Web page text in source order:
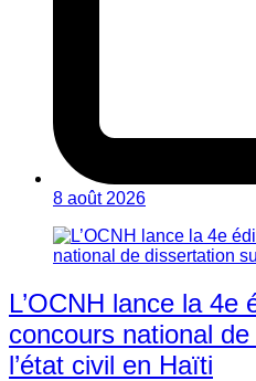
8 août 2026
L’OCNH lance la 4e
concours national
l’état civil en Haïti